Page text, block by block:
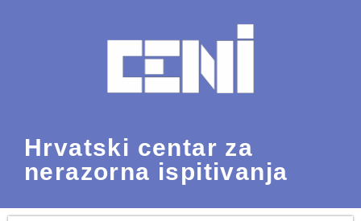
Hrvatski centar za
nerazorna ispitivanja